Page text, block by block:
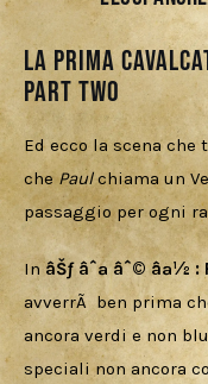
La prima
Part Two
Ed ecco la scena
che Paul chiama un
passaggio per ogni
In âŠƒ âˆª âˆ© âª½ :
avverrÃ  ben prima
ancora verdi e non
speciali non ancora